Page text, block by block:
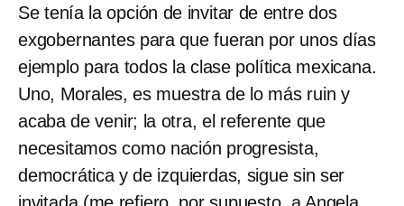
Se tenía la opción de invitar de entre dos
exgobernantes para que fueran por unos días
ejemplo para todos la clase política mexicana.
Uno, Morales, es muestra de lo más ruin y
acaba de venir; la otra, el referente que
necesitamos como nación progresista,
democrática y de izquierdas, sigue sin ser